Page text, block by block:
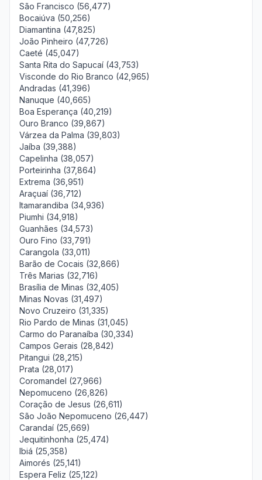
São Francisco (56,477)
Bocaiúva (50,256)
Diamantina (47,825)
João Pinheiro (47,726)
Caeté (45,047)
Santa Rita do Sapucaí (43,753)
Visconde do Rio Branco (42,965)
Andradas (41,396)
Nanuque (40,665)
Boa Esperança (40,219)
Ouro Branco (39,867)
Várzea da Palma (39,803)
Jaíba (39,388)
Capelinha (38,057)
Porteirinha (37,864)
Extrema (36,951)
Araçuaí (36,712)
Itamarandiba (34,936)
Piumhi (34,918)
Guanhães (34,573)
Ouro Fino (33,791)
Carangola (33,011)
Barão de Cocais (32,866)
Três Marias (32,716)
Brasília de Minas (32,405)
Minas Novas (31,497)
Novo Cruzeiro (31,335)
Rio Pardo de Minas (31,045)
Carmo do Paranaíba (30,334)
Campos Gerais (28,842)
Pitangui (28,215)
Prata (28,017)
Coromandel (27,966)
Nepomuceno (26,826)
Coração de Jesus (26,611)
São João Nepomuceno (26,447)
Carandaí (25,669)
Jequitinhonha (25,474)
Ibiá (25,358)
Aimorés (25,141)
Espera Feliz (25,122)